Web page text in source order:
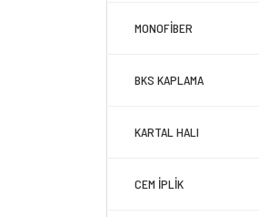
MONOFİBER
BKS KAPLAMA
KARTAL HALI
CEM İPLİK